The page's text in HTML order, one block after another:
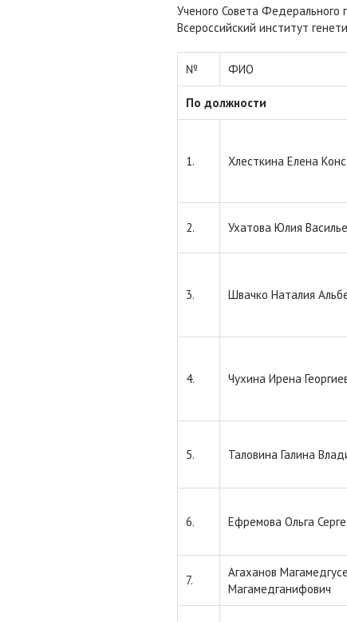
Ученого Совета Федерального
Всероссийский институт
№ ФИО
По должности
1. Хлесткина Елена
2. Ухатова Юлия
3. Швачко Наталия
4. Чухина Ирена
5. Таловина Галина
6. Ефремова Ольга
7.
Агаханов
Магамедганифович